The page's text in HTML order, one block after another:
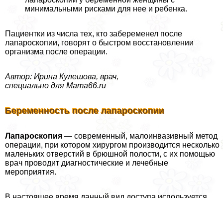
минимальными рисками для нее и ребенка.
Пациентки из числа тех, кто забеременел после
лапароскопии, говорят о быстром восстановлении
организма после операции.
Автор: Ирина Кулешова, врач,
специально для Mama66.ru
Беременность после лапароскопии
Лапароскопия — современный, малоинвазивный метод
операции, при котором хирургом производится несколько
маленьких отверстий в брюшной полости, с их помощью
врач проводит диагностические и лечебные
мероприятия.